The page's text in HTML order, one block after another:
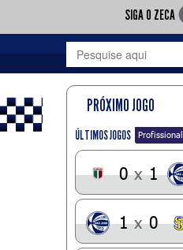
SIGA O ZECA
PRÓXIMO JOGO
ÚLTIMOS JOGOS Profissional
0 x 1
1 x 0